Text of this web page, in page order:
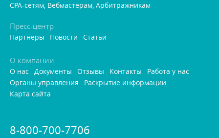
CPA-сетям, Вебмастерам, Арбитражникам
Пресс-центр
Партнеры Новости Статьи
О компании
О нас Документы Отзывы Контакты
Работа у нас
Органы управления
Раскрытие информации
Карта сайта
8-800-700-7706